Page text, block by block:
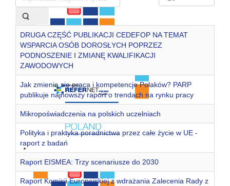
fragment
tytułu
#
DRUGA CZĘŚĆ PUBLIKACJI CEDEFOP NA TEMAT
WSPARCIA OSÓB DOROSŁYCH POPRZEZ
PODNOSZENIE I ZMIANĘ KWALIFIKACJI
ZAWODOWYCH
Jak zmienia się praca i kompetencje Polaków? PARP
publikuje najnowszy raport o trendach na rynku pracy
Mikropoświadczenia na polskich uczelniach
Polityka i praktyka poradnictwa przez całe życie w UE -
raport z badań
Raport EISMEA: Trzy scenariusze do 2030
Raport Komisji Europejskiej z wdrażania Zalecenia Rady z